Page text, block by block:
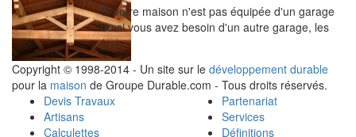
Si votre maison n'est pas équipée d'un garage
ou si vous avez besoin d'un autre garage, les
(…)
Copyright © 1998-2014 - Un site sur le développement durable
pour la maison de Groupe Durable.com - Tous droits réservés.
Devis Travaux
Artisans
Calculettes
Partenariat
Services
Définitions